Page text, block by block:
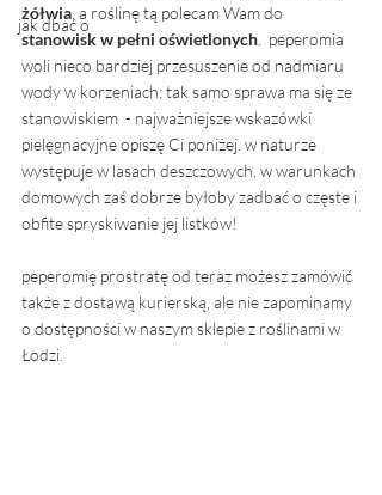
jak dbać o
żółwia , a roślinę tą polecam Wam do
stanowisk w pełni oświetlonych .  peperomia
woli nieco bardziej przesuszenie od nadmiaru
wody w korzeniach; tak samo sprawa ma się ze
stanowiskiem  - najważniejsze wskazówki
pielęgnacyjne opiszę Ci poniżej. w naturze
występuje w lasach deszczowych, w warunkach
domowych zaś dobrze byłoby zadbać o częste i
obfite spryskiwanie jej listków!
peperomię prostratę od teraz możesz zamówić
także z dostawą kurierską, ale nie zapominamy
o dostępności w naszym sklepie z roślinami w
Łodzi.